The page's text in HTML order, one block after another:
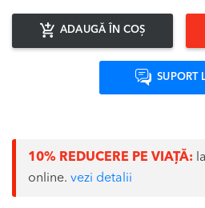
ADAUGĂ ÎN COȘ
SUPORT
10% REDUCERE PE VIAȚĂ:
online. vezi detalii